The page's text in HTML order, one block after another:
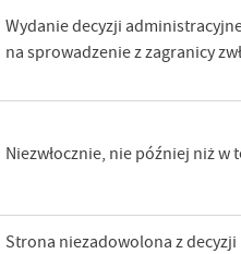
Wydanie decyzji
na sprowadzenie z zagranicy
Niezwłocznie, nie później niż
Strona niezadowolona z